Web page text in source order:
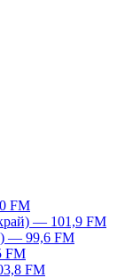
FM
— 101,9 FM
— 99,6 FM
FM
FM